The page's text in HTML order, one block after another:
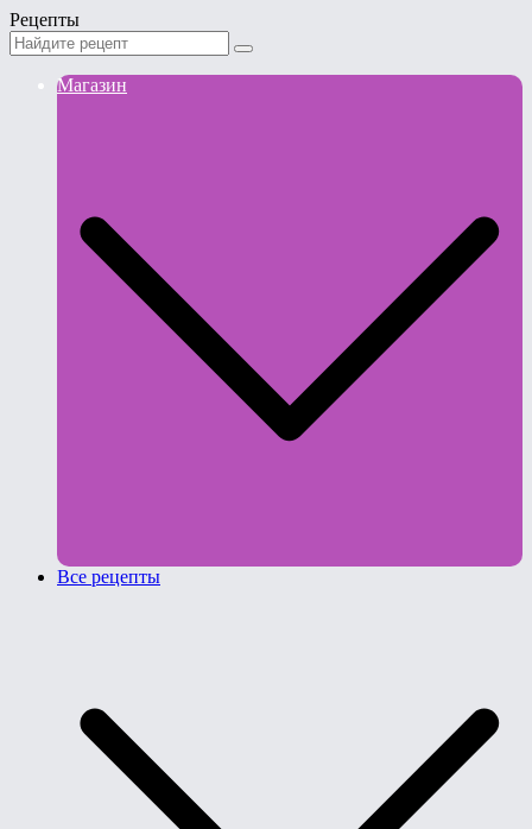
Рецепты
Магазин
Все рецепты